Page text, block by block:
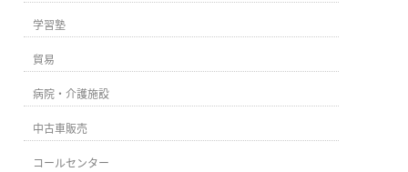
学習塾
貿易
病院・介護施設
中古車販売
コールセンター